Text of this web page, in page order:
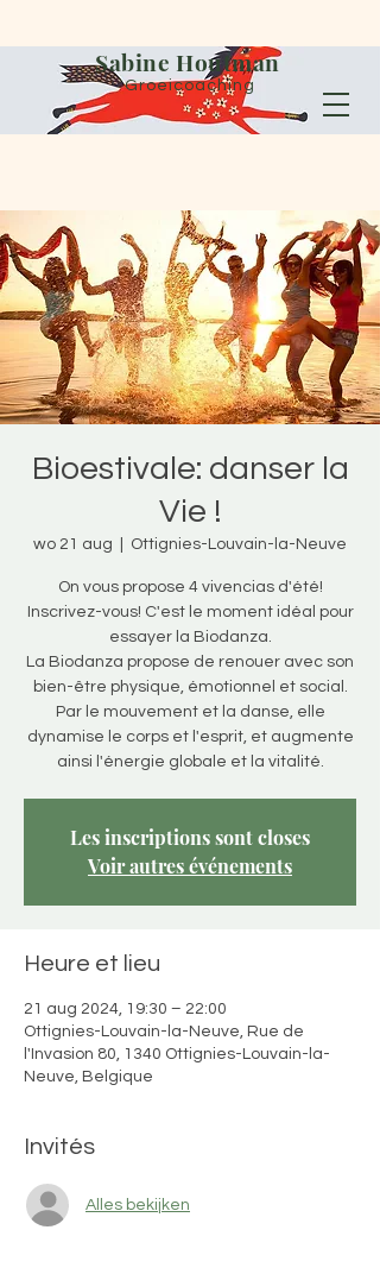
Sabine Houtman
Groeicoaching
Bioestivale: danser la
Vie !
wo 21 aug Ottignies-Louvain-la-Neuve
On vous propose 4 vivencias d'été!
Inscrivez-vous! C'est le moment idéal pour
essayer la Biodanza.
La Biodanza propose de renouer avec son
bien-être physique, émotionnel et social.
Par le mouvement et la danse, elle
dynamise le corps et l'esprit, et augmente
ainsi l'énergie globale et la vitalité.
Les inscriptions sont closes
Voir autres événements
Heure et lieu
21 aug 2024, 19:30 – 22:00
Ottignies-Louvain-la-Neuve, Rue de
l'Invasion 80, 1340 Ottignies-Louvain-la-
Neuve, Belgique
Invités
Alles bekijken